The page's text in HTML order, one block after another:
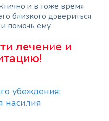
и в тоже время
близкого довериться
помочь ему
лечение и
убеждения;
насилия